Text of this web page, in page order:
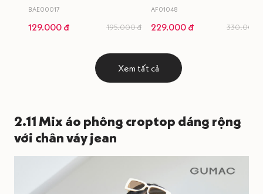
BAE00017
129.000 đ 195.000 đ
AF01048
229.000 đ 330.000
Xem tất cả
2.11 Mix áo phông croptop dáng rộng
với chân váy jean